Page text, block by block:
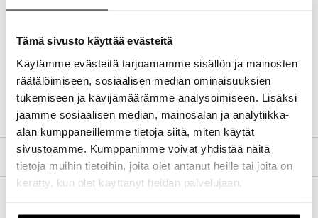
Tämä sivusto käyttää evästeitä
Käytämme evästeitä tarjoamamme sisällön ja mainosten
räätälöimiseen, sosiaalisen median ominaisuuksien
tukemiseen ja kävijämäärämme analysoimiseen. Lisäksi
jaamme sosiaalisen median, mainosalan ja analytiikka-
alan kumppaneillemme tietoja siitä, miten käytät
sivustoamme. Kumppanimme voivat yhdistää näitä
tietoja muihin tietoihin, joita olet antanut heille tai joita on
kerätty, kun olet käyttänyt heidän palvelujaan.
Lappeenrannan myymälä-Tilapäisesti loppu
rataspakka. Verrattavissa Sram Force -tasoon.
Yhteensopiva XDR vapaarattaan runkojen
10-11-13-15-17-19-21-24-28-32-38-44)
Teknologia: X-Range
Paino 378g
TILAUS JA MAKSUTAVAT